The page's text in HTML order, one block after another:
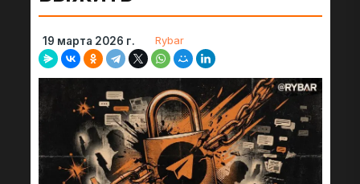
19 марта 2026 г. Rybar